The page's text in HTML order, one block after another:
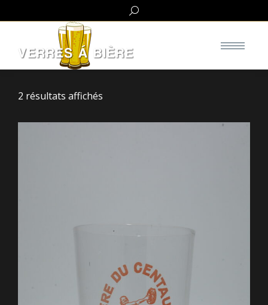
Search:
2 résultats affichés